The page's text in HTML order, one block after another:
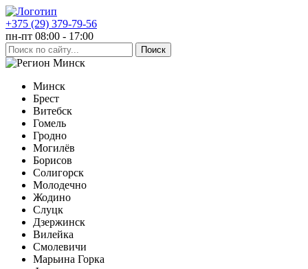
+375 (29) 379-79-56
пн-пт 08:00 - 17:00
Минск
Минск
Брест
Витебск
Гомель
Гродно
Могилёв
Борисов
Солигорск
Молодечно
Жодино
Слуцк
Дзержинск
Вилейка
Смолевичи
Марьина Горка